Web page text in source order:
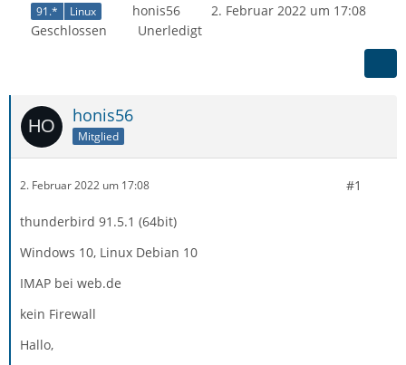
91.* Linux honis56
2. Februar 2022 um 17:08
Geschlossen
Unerledigt
honis56
Mitglied
2. Februar 2022 um 17:08 #1
thunderbird 91.5.1 (64bit)
Windows 10, Linux Debian 10
IMAP bei web.de
kein Firewall
Hallo,